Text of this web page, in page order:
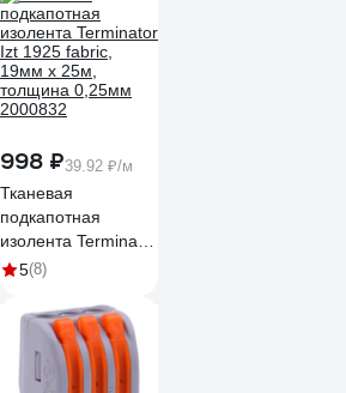
998 ₽39.92 ₽/м
Тканевая
подкапотная
изолента Terminator
Izt 1925 fabric,
толщина 0,25мм
2000832
5(8)